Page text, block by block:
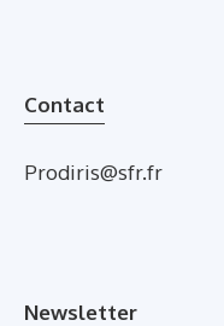
Contact
Prodiris@sfr.fr
Newsletter